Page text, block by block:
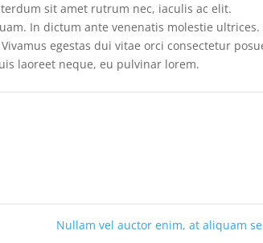
sit amet rutrum nec, iaculis ac elit.
In dictum ante venenatis molestie ultrices.
egestas dui vitae orci consectetur
laoreet neque, eu pulvinar lorem.
Nullam vel auctor enim, at aliquam